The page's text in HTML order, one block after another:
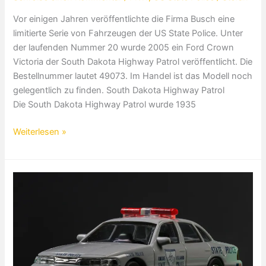
Vor einigen Jahren veröffentlichte die Firma Busch eine
limitierte Serie von Fahrzeugen der US State Police. Unter
der laufenden Nummer 20 wurde 2005 ein Ford Crown
Victoria der South Dakota Highway Patrol veröffentlicht. Die
Bestellnummer lautet 49073. Im Handel ist das Modell noch
gelegentlich zu finden. South Dakota Highway Patrol
Die South Dakota Highway Patrol wurde 1935
South
Patrol
Weiterlesen »